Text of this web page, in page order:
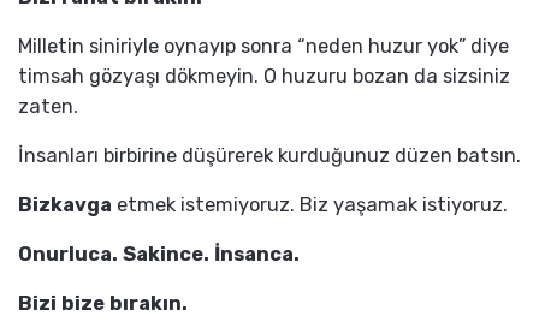
Milletin siniriyle oynayıp sonra “neden huzur yok” diye
timsah gözyaşı dökmeyin. O huzuru bozan da sizsiniz
zaten.
İnsanları birbirine düşürerek kurduğunuz düzen batsın.
Bizkavga etmek istemiyoruz. Biz yaşamak istiyoruz.
Onurluca. Sakince. İnsanca.
Bizi bize bırakın.